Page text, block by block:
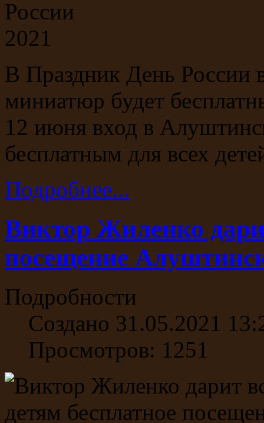
В Праздник День России
миниатюр будет
12 июня вход в
бесплатным для всех
Подробнее...
Виктор Жиленко
посещение
Подробности
Создано 31.05.2021
Просмотров: 1251